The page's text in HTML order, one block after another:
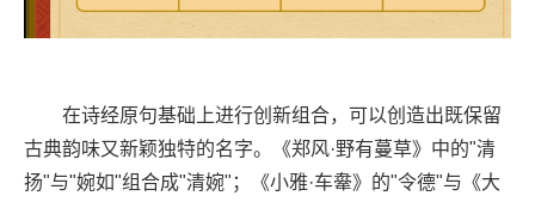
在诗经原句基础上进行创新组合，可以创造出既保留
古典韵味又新颖独特的名字。《郑风·野有蔓草》中的"清
扬"与"婉如"组合成"清婉"；《小雅·车舝》的"令德"与《大